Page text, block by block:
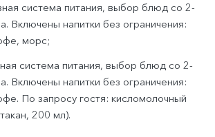
система питания, выбор блюд со 2-
Включены напитки без ограничения:
морс;
система питания, выбор блюд со 2-
Включены напитки без ограничения:
По запросу гостя: кисломолочный
200 мл).